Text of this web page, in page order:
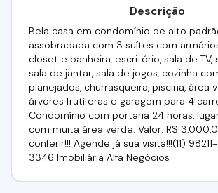
Descrição
Bela casa em condomínio de alto
assobradada com 3 suítes com
closet e banheira, escritório, sala de TV,
sala de jantar, sala de jogos, cozinha
planejados, churrasqueira, piscina, área
árvores frutíferas e garagem para 4
Condomínio com portaria 24 horas,
com muita área verde. Valor: R$
conferir!!! Agende já sua visita!!!(11)
3346 Imobiliária Alfa Negócios